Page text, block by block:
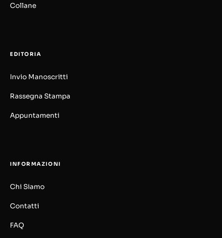
Collane
EDITORIA
Invio Manoscritti
Rassegna Stampa
Appuntamenti
INFORMAZIONI
Chi Siamo
Contatti
FAQ